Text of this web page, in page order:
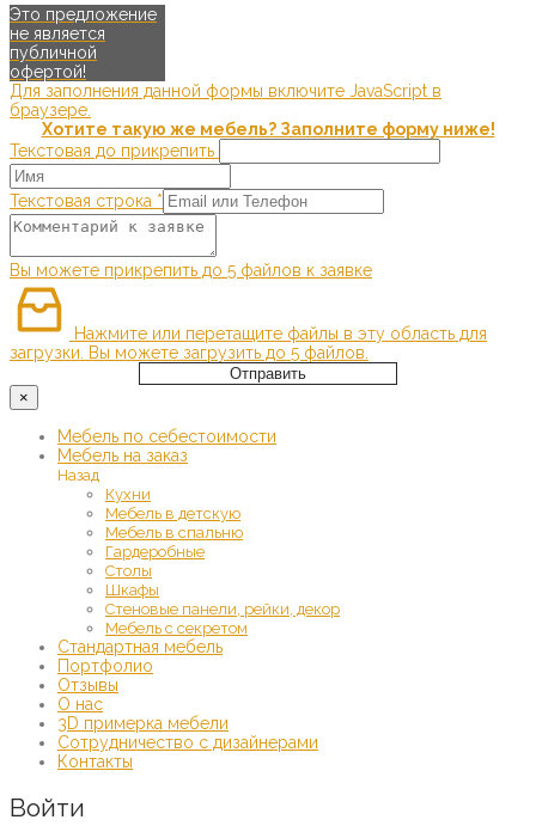
Это предложение
не является
публичной
офертой!
Для заполнения данной формы включите JavaScript в
браузере.
Хотите такую же мебель? Заполните форму ниже!
Текстовая до прикрепить
Текстовая строка *
Вы можете прикрепить до 5 файлов к заявке
Нажмите или перетащите файлы в эту область для
загрузки. Вы можете загрузить до 5 файлов.
Отправить
×
Мебель по себестоимости
Мебель на заказ
Назад
Кухни
Мебель в детскую
Мебель в спальню
Гардеробные
Столы
Шкафы
Стеновые панели, рейки, декор
Мебель с секретом
Стандартная мебель
Портфолио
Отзывы
О нас
3D примерка мебели
Сотрудничество с дизайнерами
Контакты
Войти